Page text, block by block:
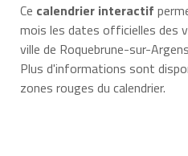
Ce calendrier interactif
mois les dates officielles des
ville de Roquebrune-sur-
Plus d'informations sont
zones rouges du calendrier.